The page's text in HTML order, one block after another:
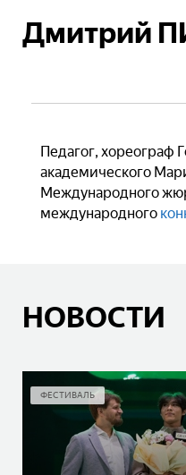
Дмитрий
Педагог, хореограф
академического
Международного
международного
НОВОСТИ
ФЕСТИВАЛЬ